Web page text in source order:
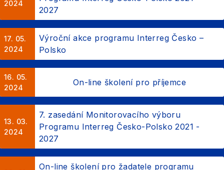
2024
2027
17. 05.
2024
Výroční akce programu Interreg Česko –
Polsko
16. 05.
2024
On-line školení pro příjemce
13. 03.
2024
7. zasedání Monitorovacího výboru
Programu Interreg Česko-Polsko 2021 -
2027
On-line školení pro žadatele programu